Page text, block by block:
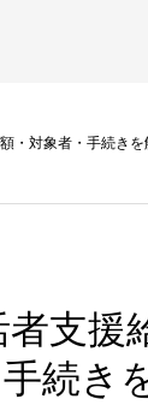
・対象者・手続き
者支援
続き